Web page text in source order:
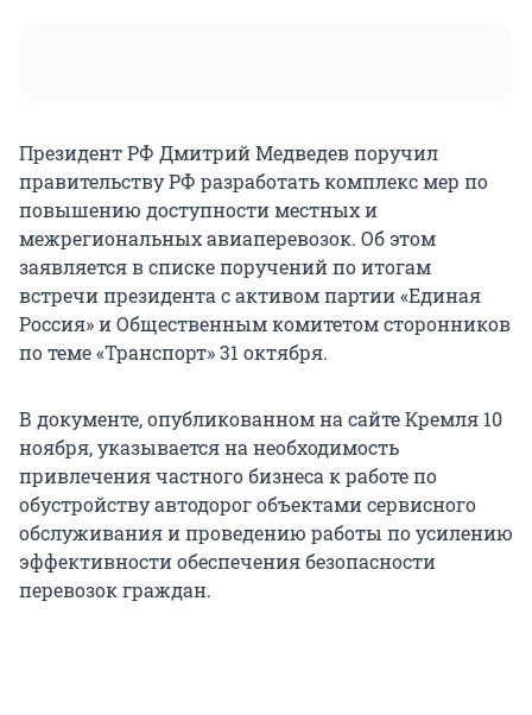
Президент РФ Дмитрий Медведев поручил
правительству РФ разработать комплекс мер по
повышению доступности местных и
межрегиональных авиаперевозок. Об этом
заявляется в списке поручений по итогам
встречи президента с активом партии «Единая
Россия» и Общественным комитетом сторонников
по теме «Транспорт» 31 октября.
В документе, опубликованном на сайте Кремля 10
ноября, указывается на необходимость
привлечения частного бизнеса к работе по
обустройству автодорог объектами сервисного
обслуживания и проведению работы по усилению
эффективности обеспечения безопасности
перевозок граждан.